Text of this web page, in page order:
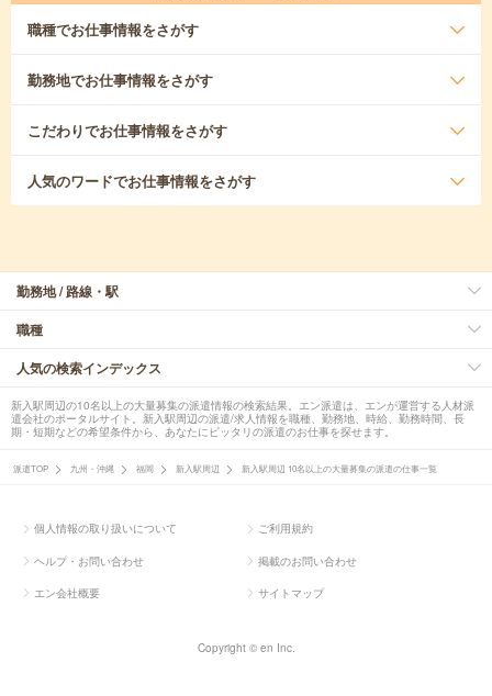
職種でお仕事情報をさがす
勤務地でお仕事情報をさがす
こだわりでお仕事情報をさがす
人気のワードでお仕事情報をさがす
勤務地 / 路線・駅
職種
人気の検索インデックス
新入駅周辺の10名以上の大量募集の派遣情報の検索結果。エン派遣は、エンが運営する人材派
遣会社のポータルサイト。新入駅周辺の派遣/求人情報を職種、勤務地、時給、勤務時間、長
期・短期などの希望条件から、あなたにピッタリの派遣のお仕事を探せます。
派遣TOP 九州・沖縄 福岡 新入駅周辺 新入駅周辺 10名以上の大量募集の派遣の仕事一覧
個人情報の取り扱いについて ご利用規約
ヘルプ・お問い合わせ 掲載のお問い合わせ
エン会社概要 サイトマップ
Copyright © en Inc.